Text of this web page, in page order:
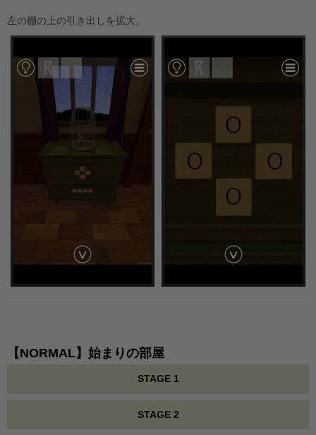
左の棚の上の引き出しを拡大。
【NORMAL】始まりの部屋
STAGE 1
STAGE 2